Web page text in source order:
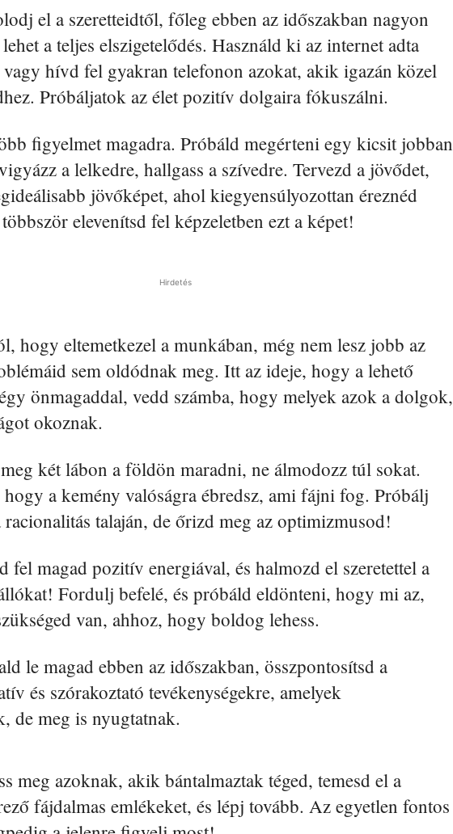
el a szeretteidtől, főleg ebben az időszakban nagyon
a teljes elszigetelődés. Használd ki az internet adta
vagy hívd fel gyakran telefonon azokat, akik igazán közel
Próbáljatok az élet pozitív dolgaira fókuszálni.
figyelmet magadra. Próbáld megérteni egy kicsit jobban
a lelkedre, hallgass a szívedre. Tervezd a jövődet,
jövőképet, ahol kiegyensúlyozottan éreznéd
elevenítsd fel képzeletben ezt a képet!
Hirdetés
hogy eltemetkezel a munkában, még nem lesz jobb az
sem oldódnak meg. Itt az ideje, hogy a lehető
önmagaddal, vedd számba, hogy melyek azok a dolgok,
okoznak.
két lábon a földön maradni, ne álmodozz túl sokat.
a kemény valóságra ébredsz, ami fájni fog. Próbálj
talaján, de őrizd meg az optimizmusod!
fel magad pozitív energiával, és halmozd el szeretettel a
Fordulj befelé, és próbáld eldönteni, hogy mi az,
van, ahhoz, hogy boldog lehess.
le magad ebben az időszakban, összpontosítsd a
és szórakoztató tevékenységekre, amelyek
de meg is nyugtatnak.
meg azoknak, akik bántalmaztak téged, temesd el a
fájdalmas emlékeket, és lépj tovább. Az egyetlen fontos